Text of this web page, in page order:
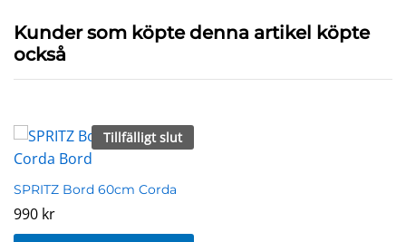
Kunder som köpte denna artikel köpte
också
Tillfälligt slut
SPRITZ Bord 60cm Corda
990 kr